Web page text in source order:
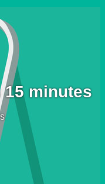
15 minutes